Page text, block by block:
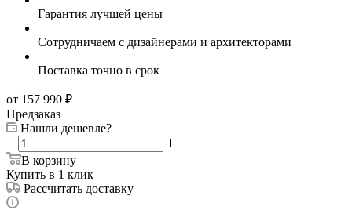
Гарантия лучшей цены
Сотрудничаем с дизайнерами и архитекторами
Поставка точно в срок
от 157 990 ₽
Предзаказ
Нашли дешевле?
В корзину
Купить в 1 клик
Рассчитать доставку